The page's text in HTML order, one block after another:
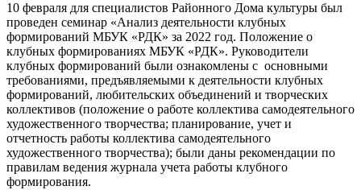
10 февраля для специалистов Районного Дома культуры был
проведен семинар «Анализ деятельности клубных
формирований МБУК «РДК» за 2022 год. Положение о
клубных формированиях МБУК «РДК». Руководители
клубных формирований были ознакомлены с основными
требованиями, предъявляемыми к деятельности клубных
формирований, любительских объединений и творческих
коллективов (положение о работе коллектива самодеятельного
художественного творчества; планирование, учет и
отчетность работы коллектива самодеятельного
художественного творчества); были даны рекомендации по
правилам ведения журнала учета работы клубного
формирования.